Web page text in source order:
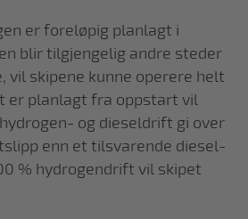
er foreløpig planlagt i
blir tilgjengelig andre steder
vil skipene kunne operere helt
er planlagt fra oppstart vil
og dieseldrift gi over
enn et tilsvarende diesel-
% hydrogendrift vil skipet